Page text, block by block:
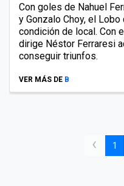
Con goles de Nahuel
y Gonzalo Choy, el
condición de local. Con
dirige Néstor Ferraresi
conseguir triunfos.
VER MÁS DE B
‹ 1